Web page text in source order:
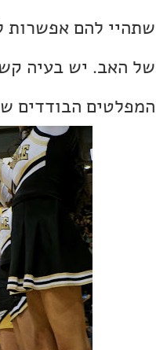
שתהיי להם אפשרות
של האב. יש בעיה
המפלטים הבודדים